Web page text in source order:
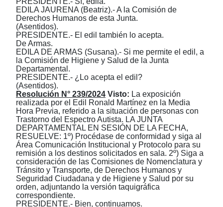
EDILA JAURENA (Beatriz).- A la Comisión de
Derechos Humanos de esta Junta.
(Asentidos).
PRESIDENTE.- El edil también lo acepta.
De Armas.
EDILA DE ARMAS (Susana).- Si me permite el edil, a
la Comisión de Higiene y Salud de la Junta
Departamental.
PRESIDENTE.- ¿Lo acepta el edil?
(Asentidos).
Resolución N° 239/2024 Visto: La exposición
realizada por el Edil Ronald Martínez en la Media
Hora Previa, referido a la situación de personas con
Trastorno del Espectro Autista. LA JUNTA
DEPARTAMENTAL EN SESIÓN DE LA FECHA,
RESUELVE: 1º) Procédase de conformidad y siga al
Área Comunicación Institucional y Protocolo para su
remisión a los destinos solicitados en sala. 2º) Siga a
consideración de las Comisiones de Nomenclatura y
Tránsito y Transporte, de Derechos Humanos y
Seguridad Ciudadana y de Higiene y Salud por su
orden, adjuntando la versión taquigráfica
correspondiente.
PRESIDENTE.- Bien, continuamos.